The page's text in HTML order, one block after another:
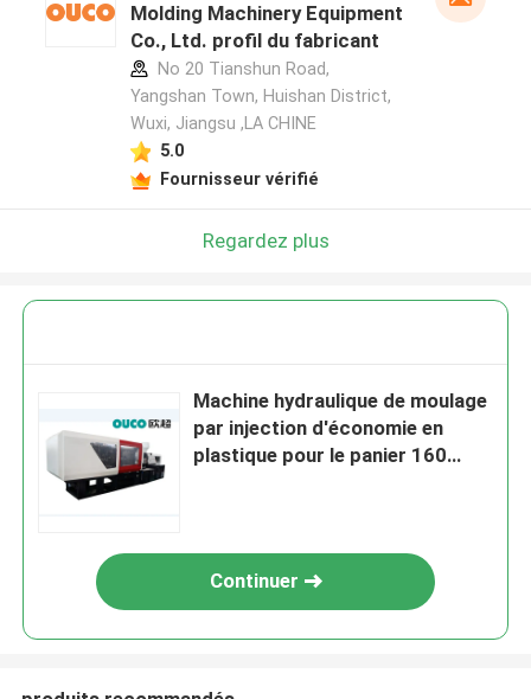
Molding Machinery Equipment
Co., Ltd. profil du fabricant
No 20 Tianshun Road,
Yangshan Town, Huishan District,
Wuxi, Jiangsu ,LA CHINE
5.0
Fournisseur vérifié
Regardez plus
Machine hydraulique de moulage
par injection d'économie en
plastique pour le panier 160
Continuer